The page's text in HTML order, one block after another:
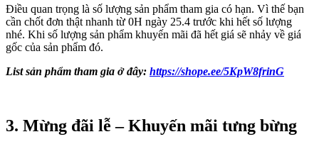
Điều quan trọng là số lượng sản phẩm tham gia có hạn. Vì thế bạn
cần chốt đơn thật nhanh từ 0H ngày 25.4 trước khi hết số lượng
nhé. Khi số lượng sản phẩm khuyến mãi đã hết giá sẽ nhảy về giá
gốc của sản phẩm đó.
List sản phẩm tham gia ở đây: https://shope.ee/5KpW8frinG
3. Mừng đãi lễ – Khuyến mãi tưng bừng